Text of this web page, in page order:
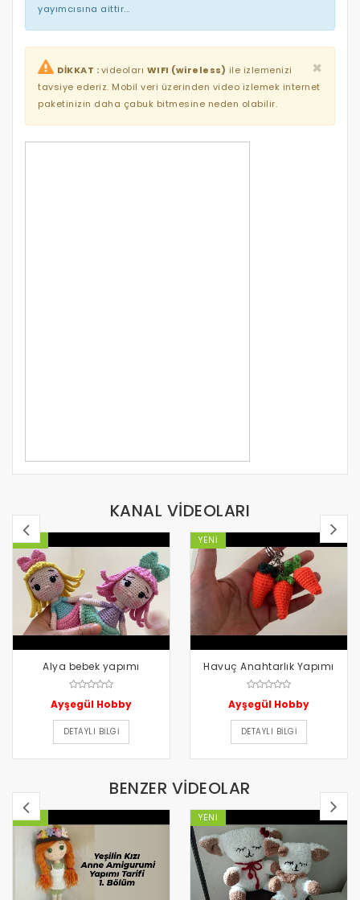
yayımcısına aittir...
×
DİKKAT :videoları WIFI (wireless) ile izlemenizi
tavsiye ederiz. Mobil veri üzerinden video izlemek internet
paketinizin daha çabuk bitmesine neden olabilir.
KANAL VİDEOLARI
YENI
Alya bebek yapımı
Ayşegül Hobby
DETAYLI BILGI
YENI
Havuç Anahtarlık Yapımı
Ayşegül Hobby
DETAYLI BILGI
BENZER VİDEOLAR
YENI YENI